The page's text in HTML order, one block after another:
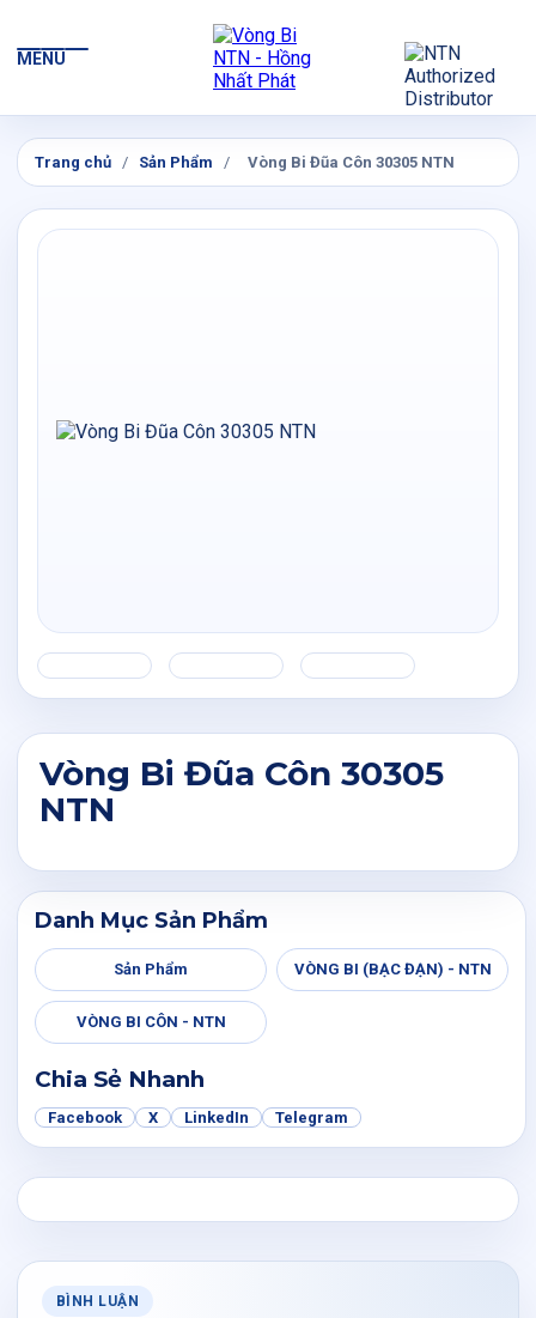
MENU
Trang chủ / Sản Phẩm / Vòng Bi Đũa Côn 30305 NTN
Vòng Bi Đũa Côn 30305
NTN
Danh Mục Sản Phẩm
Sản Phẩm VÒNG BI (BẠC ĐẠN) - NTN
VÒNG BI CÔN - NTN
Chia Sẻ Nhanh
Facebook X LinkedIn Telegram
BÌNH LUẬN